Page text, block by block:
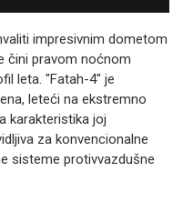
impresivnim dometom
čini pravom noćnom
leta. "Fatah-4" je
leteći na ekstremno
karakteristika joj
za konvencionalne
sisteme protivvazdušne